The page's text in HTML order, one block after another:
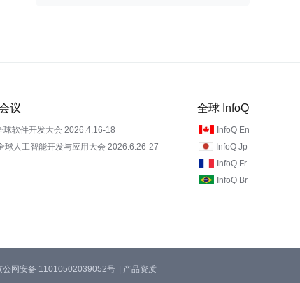
议
球软件开发大会 2026.4.16-18
球人工智能开发与应用大会 2026.6.26-27
全球 InfoQ
InfoQ En
InfoQ Jp
InfoQ Fr
InfoQ Br
公网安备 11010502039052号 | 产品资质